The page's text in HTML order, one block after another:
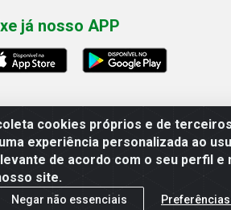
cookies próprios e de
experiência personalizada ao
de acordo com o seu perfil e
site.
Negar não essenciais
já nosso APP
Linhavix Distribuidora LTDA -